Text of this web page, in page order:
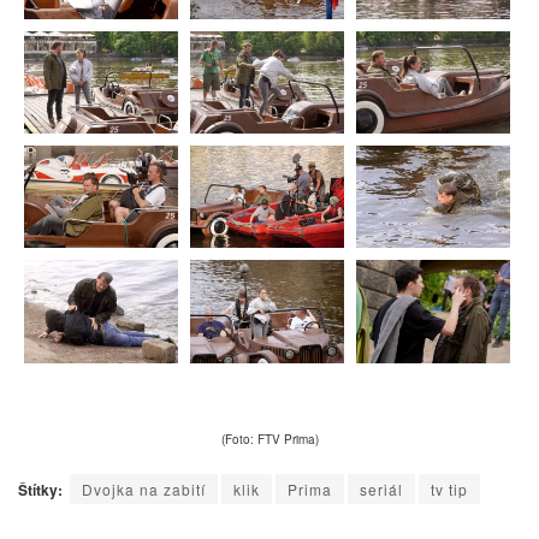
(Foto: FTV Prima)
Štítky: Dvojka na zabití klik Prima seriál tv tip